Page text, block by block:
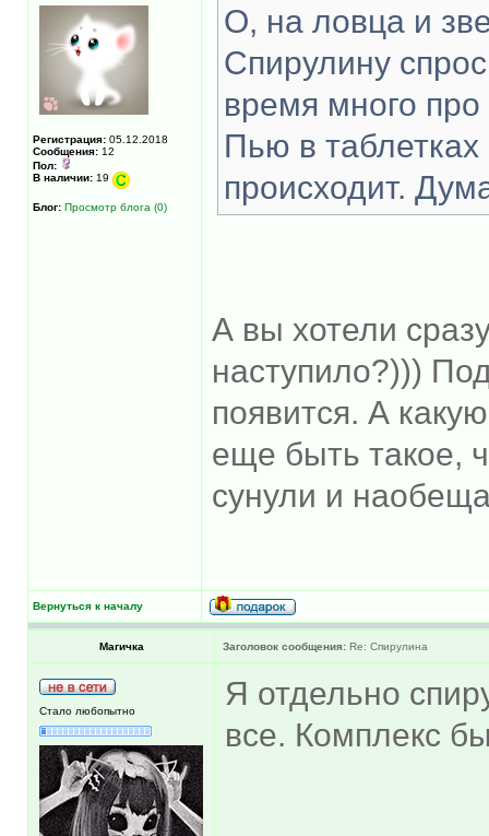
Регистрация: 05.12.2018
Сообщения: 12
Пол:
В наличии: 19
Блог: Просмотр блога (0)
О, на ловца и
Спирулину
время много
Пью в таблетках
происходит.
А вы хотели
наступило?)))
появится. А
еще быть такое,
сунули и
Вернуться к началу
Магичка Заголовок сообщения: Re: Спирулина
Стало любопытно
Я отдельно
все. Комплекс